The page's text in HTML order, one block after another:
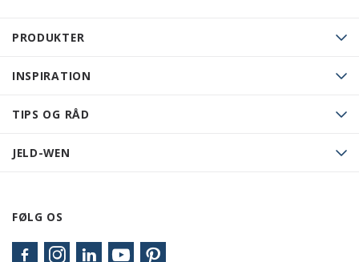
PRODUKTER
INSPIRATION
TIPS OG RÅD
JELD-WEN
FØLG OS